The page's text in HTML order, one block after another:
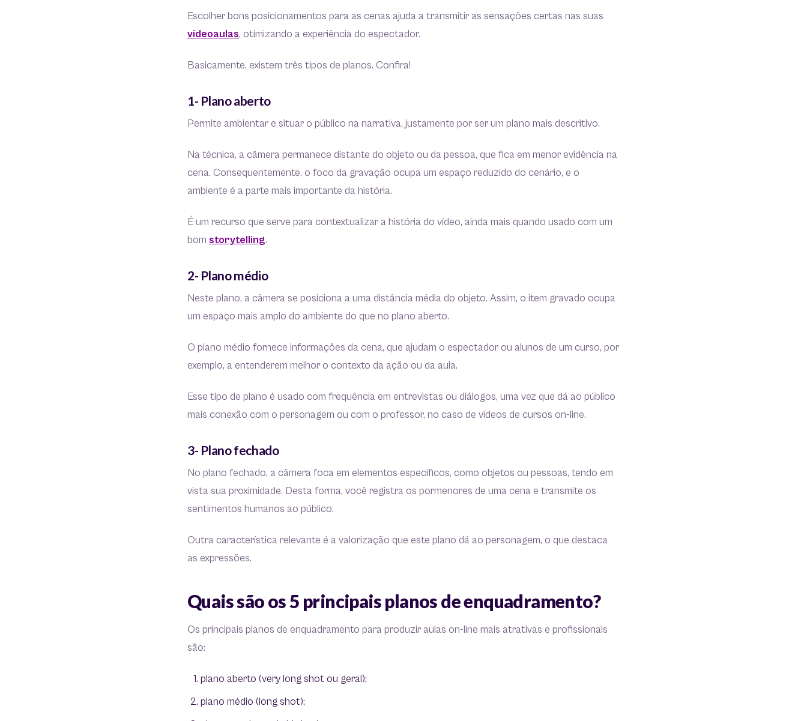
Escolher bons posicionamentos para as cenas ajuda a transmitir as sensações certas nas suas
videoaulas, otimizando a experiência do espectador.
Basicamente, existem três tipos de planos. Confira!
1- Plano aberto
Permite ambientar e situar o público na narrativa, justamente por ser um plano mais descritivo.
Na técnica, a câmera permanece distante do objeto ou da pessoa, que fica em menor evidência na
cena. Consequentemente, o foco da gravação ocupa um espaço reduzido do cenário, e o
ambiente é a parte mais importante da história.
É um recurso que serve para contextualizar a história do vídeo, ainda mais quando usado com um
bom storytelling.
2- Plano médio
Neste plano, a câmera se posiciona a uma distância média do objeto. Assim, o item gravado ocupa
um espaço mais amplo do ambiente do que no plano aberto.
O plano médio fornece informações da cena, que ajudam o espectador ou alunos de um curso, por
exemplo, a entenderem melhor o contexto da ação ou da aula.
Esse tipo de plano é usado com frequência em entrevistas ou diálogos, uma vez que dá ao público
mais conexão com o personagem ou com o professor, no caso de vídeos de cursos on-line.
3- Plano fechado
No plano fechado, a câmera foca em elementos específicos, como objetos ou pessoas, tendo em
vista sua proximidade. Desta forma, você registra os pormenores de uma cena e transmite os
sentimentos humanos ao público.
Outra característica relevante é a valorização que este plano dá ao personagem, o que destaca
as expressões.
Quais são os 5 principais planos de enquadramento?
Os principais planos de enquadramento para produzir aulas on-line mais atrativas e profissionais
são:
plano aberto (very long shot ou geral);
plano médio (long shot);